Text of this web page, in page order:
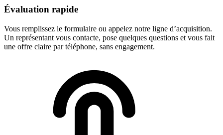
Évaluation rapide
Vous remplissez le formulaire ou appelez notre ligne d’acquisition.
Un représentant vous contacte, pose quelques questions et vous fait
une offre claire par téléphone, sans engagement.